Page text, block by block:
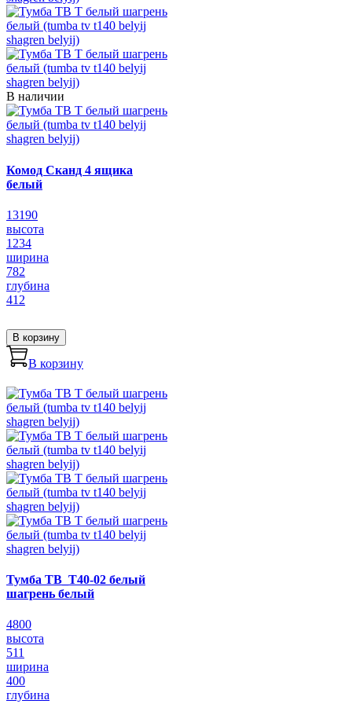
В наличии
Комод Сканд 4 ящика
белый
13190
высота
1234
ширина
782
глубина
412
В корзину
В корзину
Тумба ТВ_Т40-02 белый
шагрень белый
4800
высота
511
ширина
400
глубина